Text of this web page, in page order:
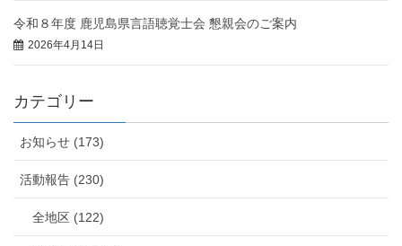
令和８年度 鹿児島県言語聴覚士会 懇親会のご案内
2026年4月14日
カテゴリー
お知らせ (173)
活動報告 (230)
全地区 (122)